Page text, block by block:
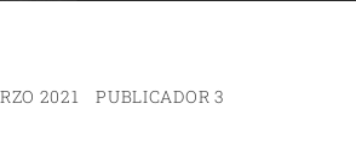
2021 PUBLICADOR 3